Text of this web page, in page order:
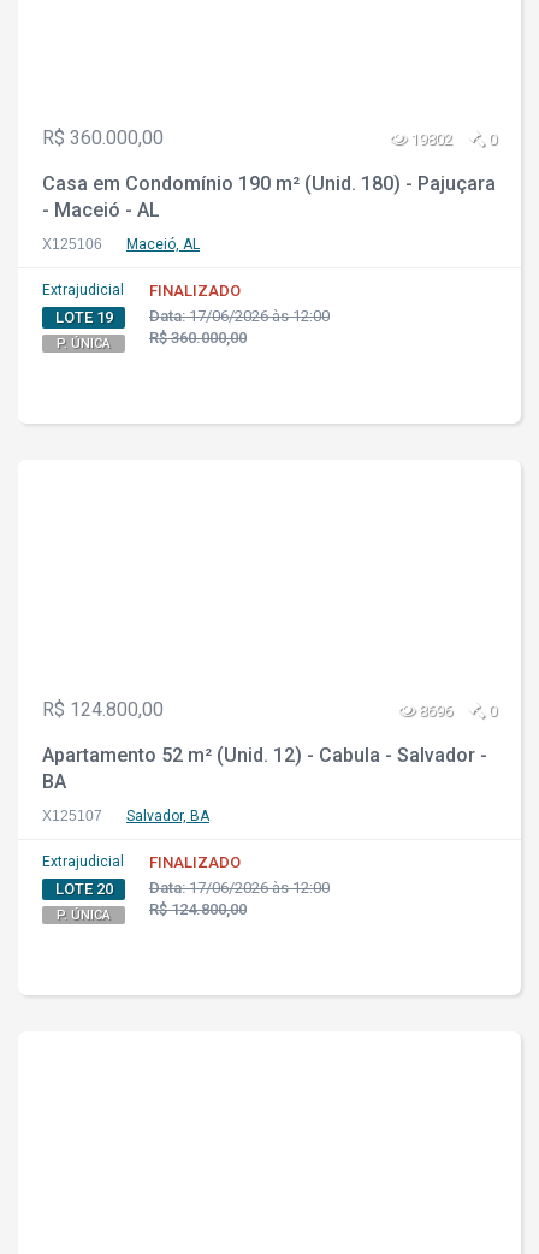
R$ 360.000,00 19802 0
Casa em Condomínio 190 m² (Unid. 180) - Pajuçara
- Maceió - AL
X125106 Maceió, AL
Extrajudicial
LOTE 19
P. ÚNICA
FINALIZADO
Data:17/06/2026 às 12:00
R$ 360.000,00
R$ 124.800,00 8696 0
Apartamento 52 m² (Unid. 12) - Cabula - Salvador -
BA
X125107 Salvador, BA
Extrajudicial
LOTE 20
P. ÚNICA
FINALIZADO
Data:17/06/2026 às 12:00
R$ 124.800,00